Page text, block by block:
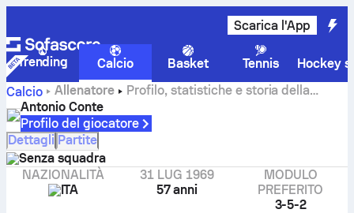
Scarica l'App
Trending Calcio Basket Tennis
Hockey
Calcio
Allenatore
Profilo, statistiche e storia della
carriera di Antonio Conte
Antonio Conte
Profilo del giocatore
Dettagli Partite
Senza squadra
NAZIONALITÀ
ITA
31 LUG 1969
57 anni
MODULO
PREFERITO
3-5-2